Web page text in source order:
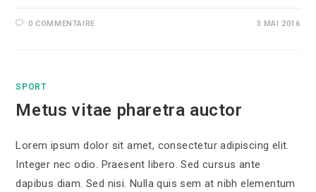
0 COMMENTAIRE 3 MAI 2016
SPORT
Metus vitae pharetra auctor
Lorem ipsum dolor sit amet, consectetur adipiscing elit.
Integer nec odio. Praesent libero. Sed cursus ante
dapibus diam. Sed nisi. Nulla quis sem at nibh elementum